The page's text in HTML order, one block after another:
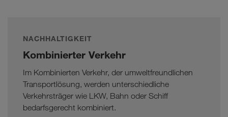
NACHHALTIGKEIT
Kombinierter Verkehr
Im Kombinierten Verkehr, der umweltfreundlichen
Transportlösung, werden unterschiedliche
Verkehrsträger wie LKW, Bahn oder Schiff
bedarfsgerecht kombiniert.